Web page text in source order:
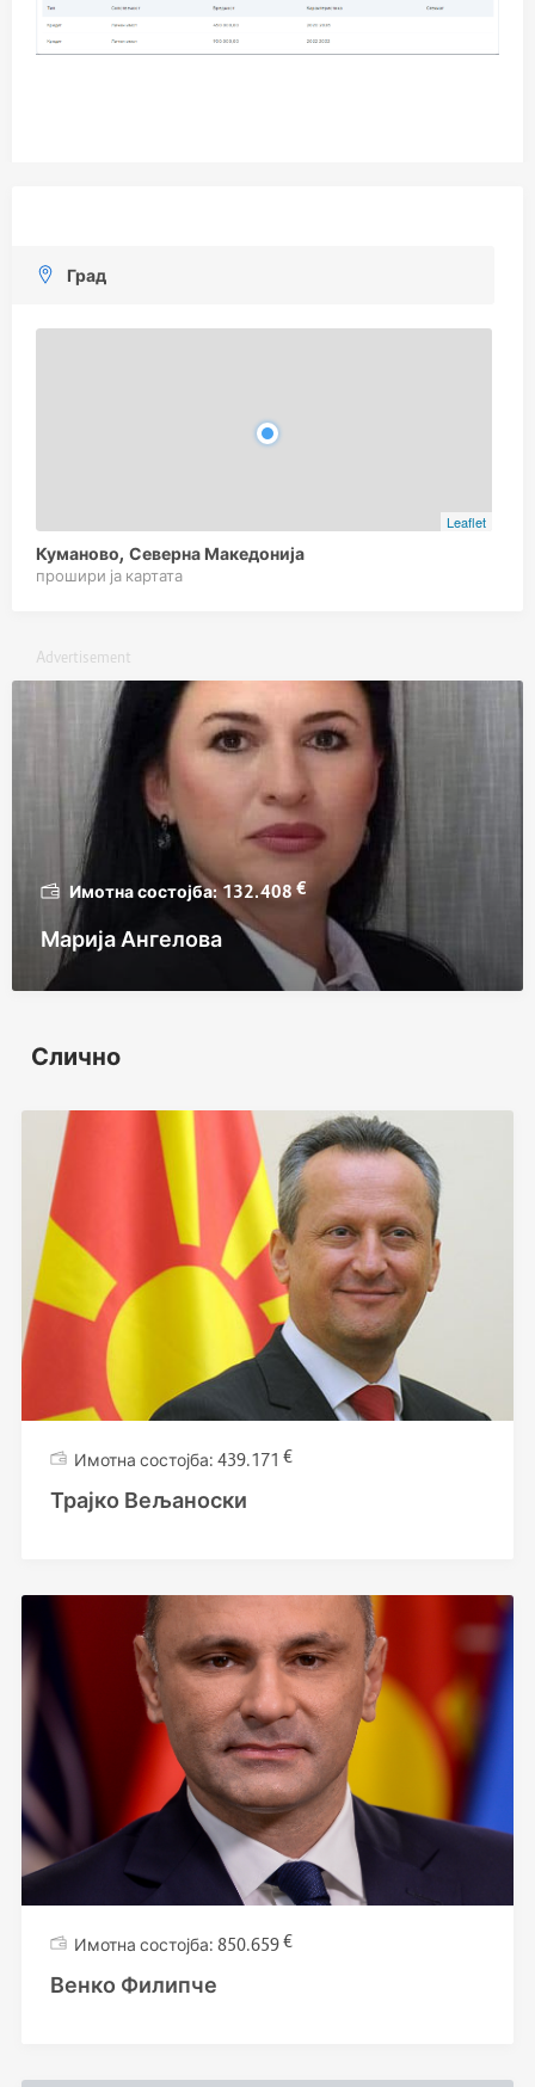
Град
Leaflet
Куманово, Северна Македонија
прошири ја картата
Advertisement
132.408€
Марија Ангелова
Слично
439.171 €
Трајко Вељаноски
850.659€
Венко Филипче